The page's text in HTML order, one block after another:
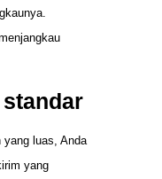
yang luas, Anda
yang